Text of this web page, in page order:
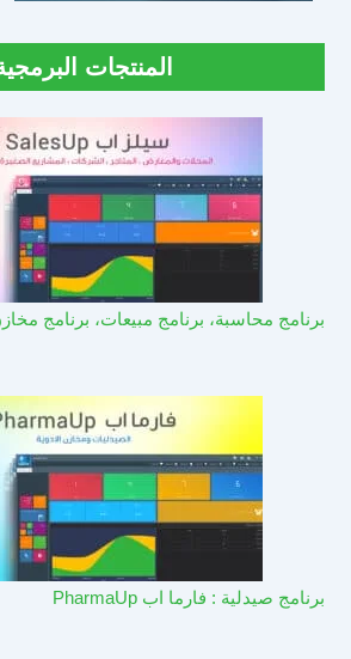
المنتجات
برنامج محاسبة، برنامج مبيعات، برنامج
برنامج صيدلية : فارما اب PharmaUp​